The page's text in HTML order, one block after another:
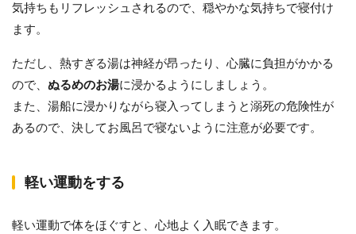
気持ちもリフレッシュされるので、穏やかな気持ちで寝付け
ます。
ただし、熱すぎる湯は神経が昂ったり、心臓に負担がかかる
ので、 ぬるめのお湯に浸かるようにしましょう。
また、湯船に浸かりながら寝入ってしまうと溺死の危険性が
あるので、決してお風呂で寝ないように注意が必要です。
軽い運動をする
軽い運動で体をほぐすと、心地よく入眠できます。